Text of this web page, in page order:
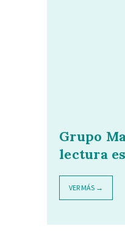
Grupo
lectura
VER MÁS →